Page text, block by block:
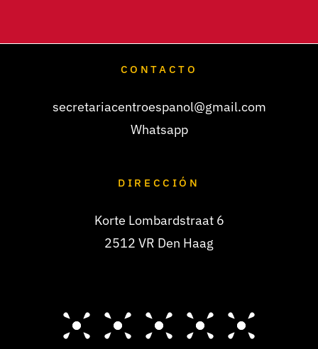
CONTACTO
secretariacentroespanol@gmail.com
Whatsapp
DIRECCIÓN
Korte Lombardstraat 6
2512 VR Den Haag